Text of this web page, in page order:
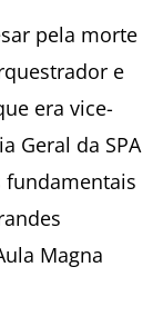
pela morte
e
era vice-
Geral da SPA
Magna